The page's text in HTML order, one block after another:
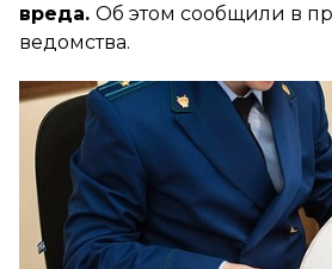
вреда. Об этом сообщили в
ведомства.